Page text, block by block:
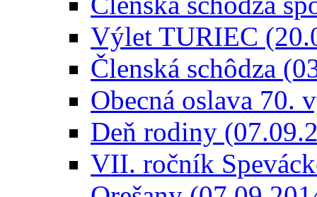
Výlet TURIEC
Členská schôdza
Obecná oslava 70.
Deň rodiny
VII. ročník